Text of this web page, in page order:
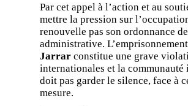
Par cet appel à l’action et au
mettre la pression sur
renouvelle pas son ordonnance
administrative.
Jarrar constitue une grave
internationales et la communauté
doit pas garder le silence, face à
mesure.